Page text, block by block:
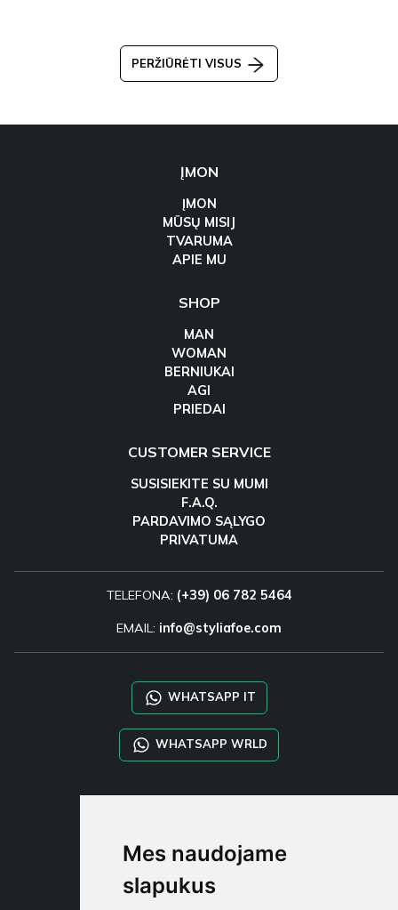
Mes naudojame
slapukus
PERŽIŪRĖTI VISUS
ĮMON
ĮMON
MŪSŲ MISIJ
TVARUMA
APIE MU
SHOP
MAN
WOMAN
BERNIUKAI
AGI
PRIEDAI
CUSTOMER SERVICE
SUSISIEKITE SU MUMI
F.A.Q.
PARDAVIMO SĄLYGO
PRIVATUMA
TELEFONA: (+39) 06 782 5464
EMAIL: info@styliafoe.com
WHATSAPP IT
WHATSAPP WRLD
STYLIA SERVICES
TAYLOR MADE ORDERS
DROPSHIPPING